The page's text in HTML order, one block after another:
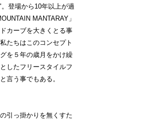
登場から10年以上が過
MANTARAY」
カーブを大きくとる事
たちはこのコンセプト
を５年の歳月をかけ繰
したフリースタイルフ
言う事でもある。
引っ掛かりを無くすた